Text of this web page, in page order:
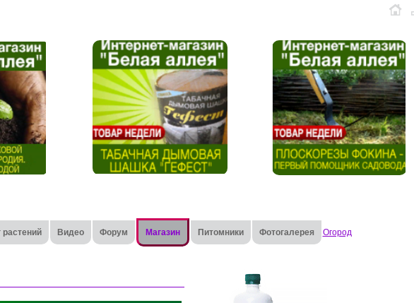
растений Видео Форум Магазин Питомники Фотогалерея Огород